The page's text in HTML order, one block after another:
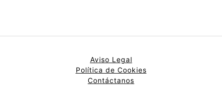
Aviso Legal
Política de Cookies
Contáctanos